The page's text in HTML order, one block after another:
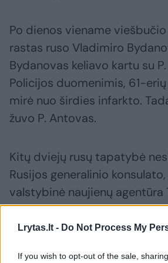
Lrytas.lt - Do Not Process My
If you wish to opt-out of the sale,
Po dienos viename
rastas ruso Vladimiro
Bydanovas keliavo kartu su
Policijos duomenimis, 61-erių
mirė nuo širdies infarkto.
žuvo P. Antovas.
Kitų dviejų rusų tapatybė
Rusijos generalinio
valstybinė naujienų agentūra
nėra požymių, kad galėjo
nusikaltimas.